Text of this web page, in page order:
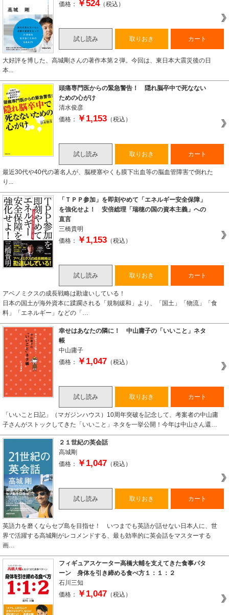
価格： ￥524（税込）
試し読み 取りおき カート
大好評を博した、高城剛さんの著作本第２弾。今回は、東日本大震災後の日
本...
頭痛専門医からの緊急警告！ 隠れ脳卒中で死なない
ための心がけ
清水俊彦
価格：
￥1,153 （税込）
試し読み 取りおき カート
最近30代や40代の著名人が、脳梗塞やくも膜下出血等の脳血管障害で倒れた
り...
「ＴＰＰ参加」を即刻やめて「エネルギー安全保障」
を強化せよ！ 安倍総理「瑞穂の国の資本主義」への
直言
三橋貴明
価格：
￥1,153 （税込）
試し読み 取りおき カート
アベノミクスの成長戦略は勘違いしている！
日本の国土が海外資本に蹂躙される「規制緩和」より、「国土」「物流」「食
料」「エネルギー」などの「…
幸せはあなたの隣に！ 中山庸子の「いいこと」ネタ
帳
中山庸子
価格：
￥1,047 （税込）
試し読み 取りおき カート
「いいこと日記」（マガジンハウス）10周年突破を記念して、考案者の中山庸
子さんがストックしてきた「いいこと」ネタを一挙公開！今年は中山さん還…
２１世紀の英会話
高城剛
価格：
￥1,047 （税込）
試し読み 取りおき カート
英語力を磨くならセブ島を目指せ！ いつまでも英語が話せない日本人に、世
界で活躍する高城剛がレコメンドする、最も効率的に英会話をマスターする
画…
フィギュアスケーター高橋大輔を支えてきた食事パタ
ーン 身体を引き締める食べ方１：１：２
石川三知
価格：
￥1,047 （税込）